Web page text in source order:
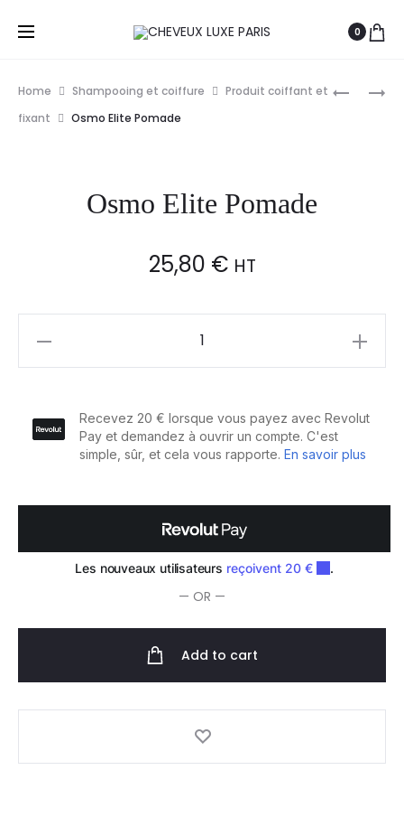
0
OSMO
OSMO
Home Shampooing et coiffure
Produit coiffant et
fixant
Osmo Elite Pomade
Osmo Elite Pomade
25,80 € HT
— OR —
Add to cart